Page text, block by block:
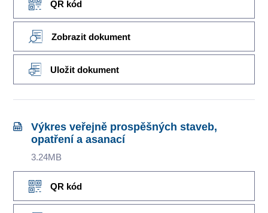
QR kód
Zobrazit dokument
Uložit dokument
Výkres veřejně prospěšných staveb,
opatření a asanací
3.24MB
QR kód